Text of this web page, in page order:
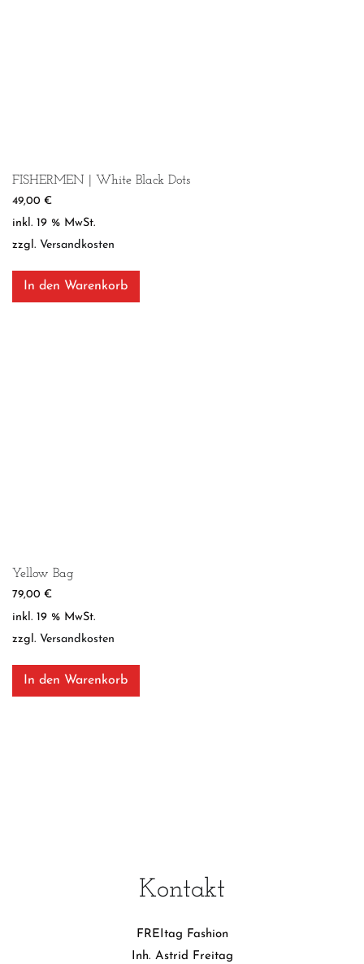
FISHERMEN | White Black Dots
49,00 €
inkl. 19 % MwSt.
zzgl. Versandkosten
In den Warenkorb
Yellow Bag
79,00 €
inkl. 19 % MwSt.
zzgl. Versandkosten
In den Warenkorb
Kontakt
FREItag Fashion
Inh. Astrid Freitag